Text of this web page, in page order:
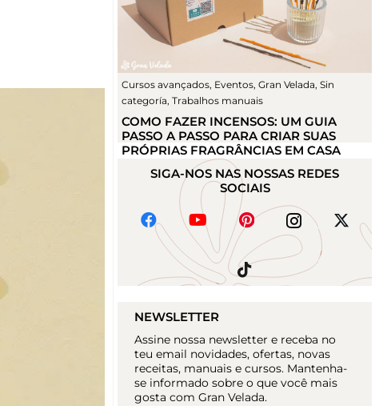
Cursos avançados, Eventos, Gran Velada, Sin
categoría, Trabalhos manuais
COMO FAZER INCENSOS: UM GUIA
PASSO A PASSO PARA CRIAR SUAS
PRÓPRIAS FRAGRÂNCIAS EM CASA
SIGA-NOS NAS NOSSAS REDES
SOCIAIS
NEWSLETTER
Assine nossa newsletter e receba no
teu email novidades, ofertas, novas
receitas, manuais e cursos. Mantenha-
se informado sobre o que você mais
gosta com Gran Velada.